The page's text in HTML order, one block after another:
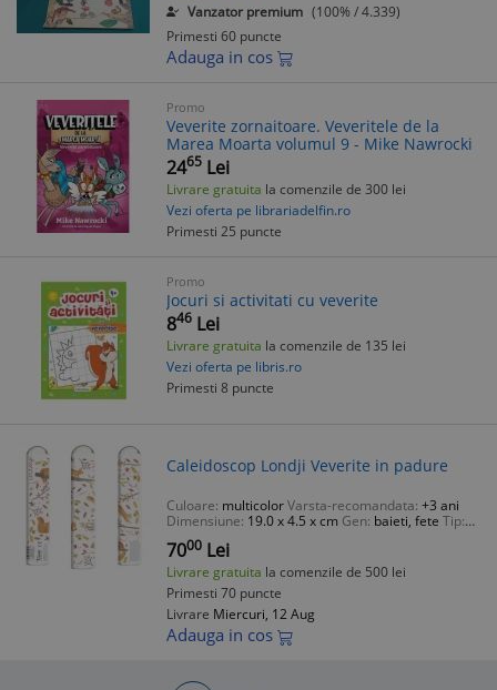
Vanzator premium (100% / 4.339)
Primesti 60 puncte
Adauga in cos
Promo
Veverite zornaitoare. Veveritele de la
Marea Moarta volumul 9 - Mike Nawrocki
2465 Lei
Livrare gratuita la comenzile de 300 lei
Vezi oferta pe librariadelfin.ro
Primesti 25 puncte
Promo
Jocuri si activitati cu veverite
846 Lei
Livrare gratuita la comenzile de 135 lei
Vezi oferta pe libris.ro
Primesti 8 puncte
Caleidoscop Londji Veverite in padure
Culoare: multicolorVarsta-recomandata: +3 ani
Dimensiune: 19.0 x 4.5 x cm Gen: baieti, fete Tip:
jucarie educativa
7000 Lei
Livrare gratuita la comenzile de 500 lei
Primesti 70 puncte
Livrare Miercuri, 12 Aug
Adauga in cos